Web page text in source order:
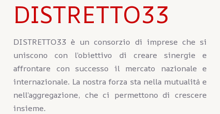
DISTRETTO33
DISTRETTO33 è un consorzio di imprese che si
uniscono con l’obiettivo di creare sinergie e
affrontare con successo il mercato nazionale e
internazionale. La nostra forza sta nella mutualità e
nell’aggregazione, che ci permettono di crescere
insieme.